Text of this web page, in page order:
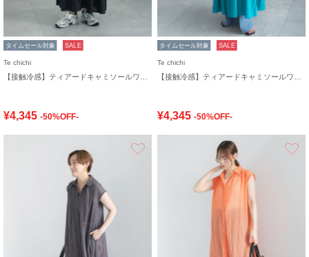
タイムセール対象 SALE
Te chichi
¥4,345 -50%OFF-
タイムセール対象 SALE
Te chichi
¥4,345 -50%OFF-